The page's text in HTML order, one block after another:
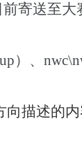
前寄送至大
）、
向描述的